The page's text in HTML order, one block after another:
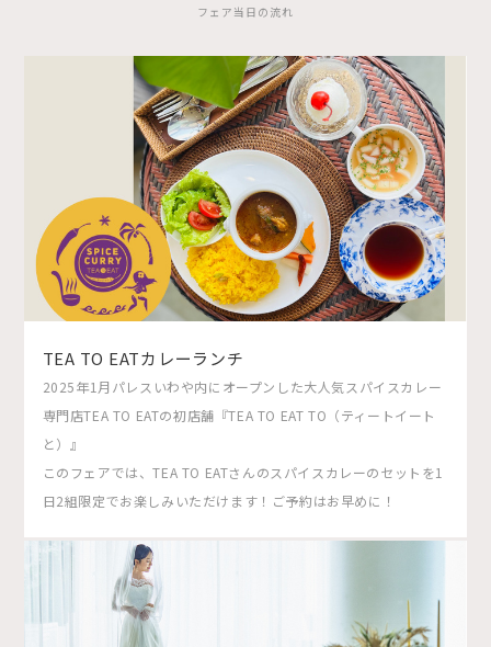
フェア当日の流れ
TEA TO EATカレーランチ
2025年1月パレスいわや内にオープンした大人気スパイスカレー
専門店TEA TO EATの初店舗『TEA TO EAT TO（ティートイート
と）』
このフェアでは、TEA TO EATさんのスパイスカレーのセットを1
日2組限定でお楽しみいただけます！ご予約はお早めに！